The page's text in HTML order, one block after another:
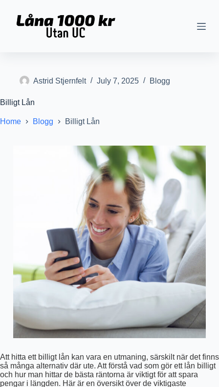
n
Astrid Stjernfelt July 7, 2025 Blogg
Billigt Lån
Home Blogg Billigt Lån
Att hitta ett billigt lån kan vara en utmaning, särskilt när det finns
så många alternativ där ute. Att förstå vad som gör ett lån billigt
och hur man hittar de bästa räntorna är viktigt för att spara
pengar i längden. Här är en översikt över de viktigaste